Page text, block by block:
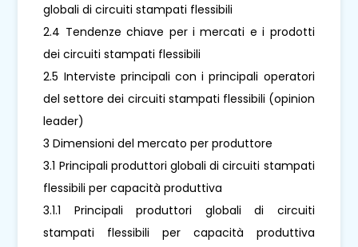
globali di circuiti stampati flessibili
2.4 Tendenze chiave per i mercati e i prodotti
dei circuiti stampati flessibili
2.5 Interviste principali con i principali operatori
del settore dei circuiti stampati flessibili (opinion
leader)
3 Dimensioni del mercato per produttore
3.1 Principali produttori globali di circuiti stampati
flessibili per capacità produttiva
3.1.1 Principali produttori globali di circuiti
stampati flessibili per capacità produttiva